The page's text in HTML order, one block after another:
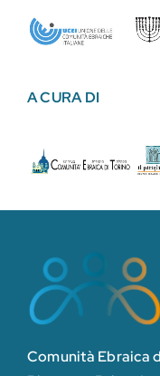
A CURA DI
Comunità Ebraica